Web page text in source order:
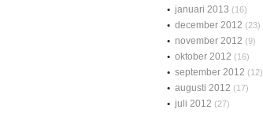
januari 2013 (16)
december 2012 (23)
november 2012 (9)
oktober 2012 (16)
september 2012 (12)
augusti 2012 (17)
juli 2012 (27)